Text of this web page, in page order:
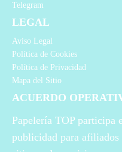
Telegram
LEGAL
Aviso Legal
Política de Cookies
Política de Privacidad
Mapa del Sitio
ACUERDO
Papelería TOP participa
publicidad para afiliados